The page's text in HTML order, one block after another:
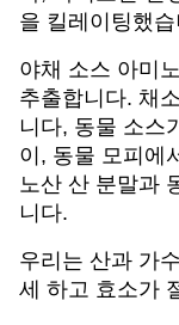
을 킬레이팅했
야채 소스 아미
추출합니다. 채
니다, 동물 소스
이, 동물 모피에
노산 산 분말과
니다.
우리는 산과 가
세 하고 효소가